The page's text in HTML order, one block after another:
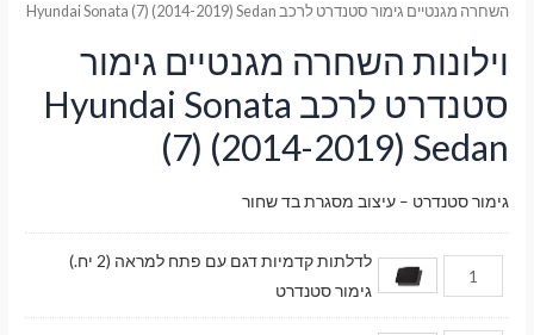
השחרה מגנטיים גימור סטנדרט לרכב Hyundai Sonata (7) (2014-2019) Sedan
וילונות השחרה מגנטיים גימור
סטנדרט לרכב Hyundai Sonata
(7) (2014-2019) Sedan
גימור סטנדרט – עיצוב מסגרת בד שחור
לדלתות קדמיות דגם עם פתח למראה (2 יח.)
גימור סטנדרט